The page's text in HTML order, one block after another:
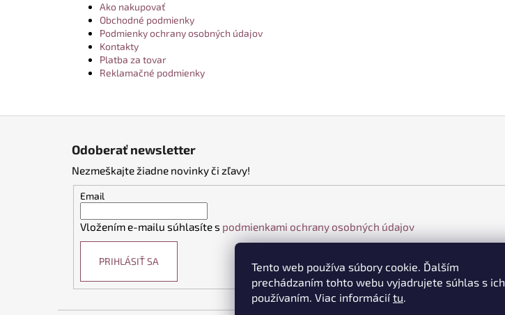
Tento web používa súbory cookie. Ďalším
prechádzaním tohto webu vyjadrujete súhlas s ich
používaním. Viac informáciítu.
Ako nakupovať
Obchodné podmienky
Podmienky ochrany osobných údajov
Kontakty
Platba za tovar
Reklamačné podmienky
Odoberať newsletter
Nezmeškajte žiadne novinky či zľavy!
Email
Vložením e-mailu súhlasíte s podmienkami ochrany osobných údajov
PRIHLÁSIŤ SA